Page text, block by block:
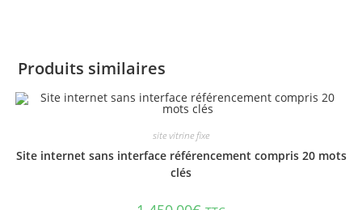
Produits similaires
site vitrine fixe
Site internet sans interface référencement compris 20 mots
clés